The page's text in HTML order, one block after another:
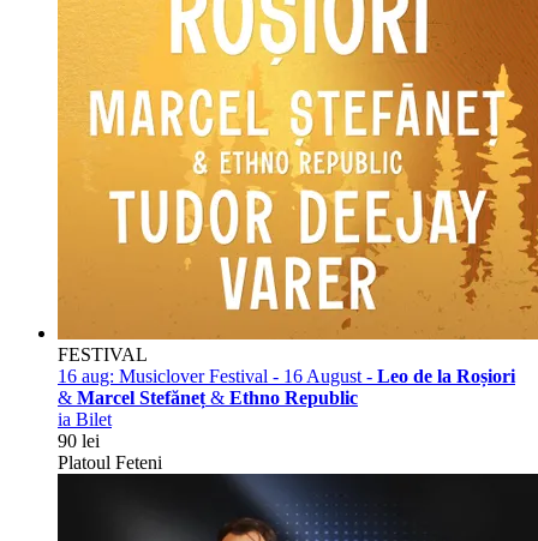
FESTIVAL
16 aug: Musiclover Festival - 16 August - Leo de la Roșiori
& Marcel Stefăneț & Ethno Republic
ia Bilet
90 lei
Platoul Feteni